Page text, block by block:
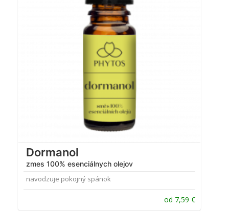
Dormanol
zmes 100% esenciálnych olejov
navodzuje pokojný spánok
od 7,59 €